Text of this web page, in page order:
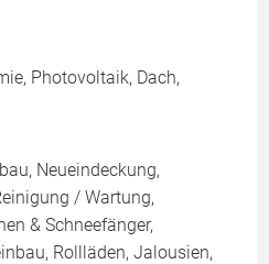
Photovoltaik, Dach,
Neueindeckung,
/ Wartung,
& Schneefänger,
Rollläden, Jalousien,